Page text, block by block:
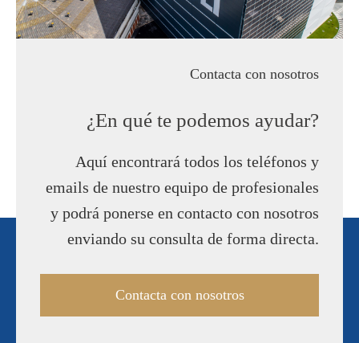
Contacta con nosotros
¿En qué te podemos ayudar?
Aquí encontrará todos los teléfonos y
emails de nuestro equipo de profesionales
y podrá ponerse en contacto con nosotros
enviando su consulta de forma directa.
Contacta con nosotros